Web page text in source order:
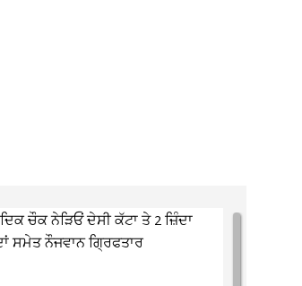
ਚੌਕ ਨੇੜਿਓਂ ਦੇਸੀ ਕੱਟਾ ਤੇ 2 ਜ਼ਿੰਦਾ
ਸਮੇਤ ਨੌਜਵਾਨ ਗ੍ਰਿਫਤਾਰ